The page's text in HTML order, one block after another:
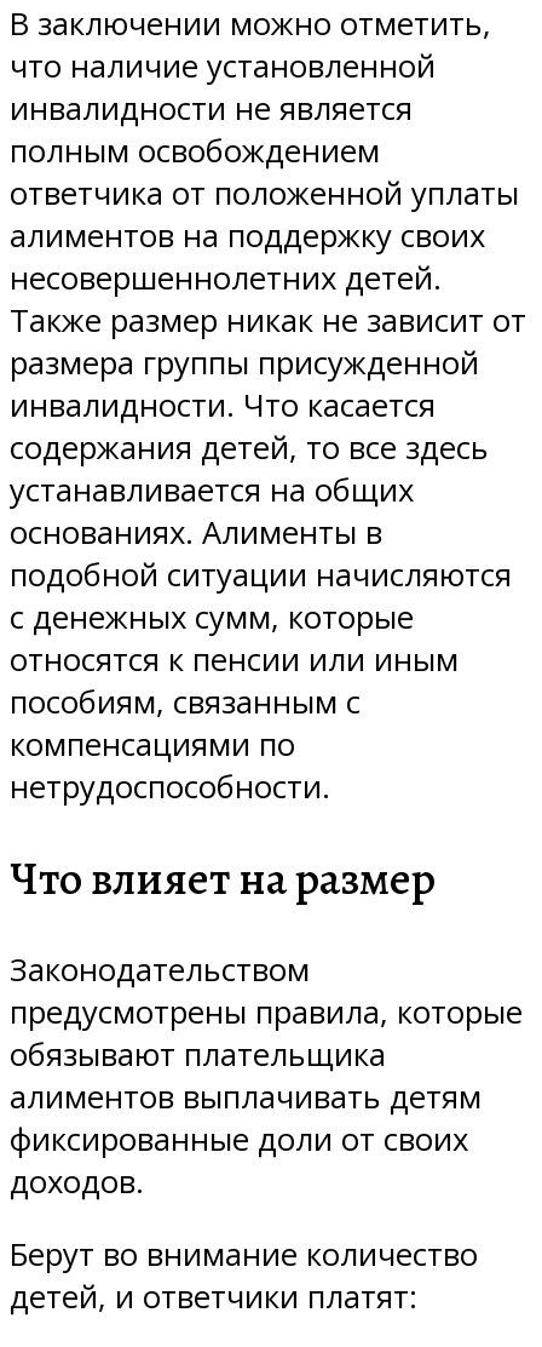
В заключении можно отметить,
что наличие установленной
инвалидности не является
полным освобождением
ответчика от положенной уплаты
алиментов на поддержку своих
несовершеннолетних детей.
Также размер никак не зависит от
размера группы присужденной
инвалидности. Что касается
содержания детей, то все здесь
устанавливается на общих
основаниях. Алименты в
подобной ситуации начисляются
с денежных сумм, которые
относятся к пенсии или иным
пособиям, связанным с
компенсациями по
нетрудоспособности.
Что влияет на размер
Законодательством
предусмотрены правила, которые
обязывают плательщика
алиментов выплачивать детям
фиксированные доли от своих
доходов.
Берут во внимание количество
детей, и ответчики платят: